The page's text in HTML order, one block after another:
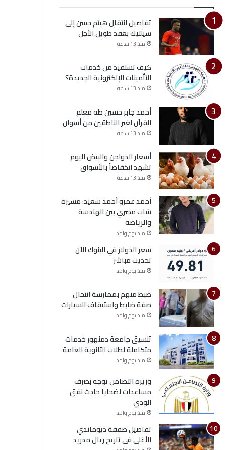
تفاصيل انتقال هيثم حسن إلى
سيلتيك بعقد طويل الأجل
منذ 13 ساعة
كيف تستفيد من خدمات
التأمينات الإلكترونية الجديدة؟
منذ 13 ساعة
أحمد جابر حسين طه معلم
القرآن لغير الناطقين من أسوان
منذ 13 ساعة
أسعار الدواجن والبيض اليوم
تشهد انخفاضاً بالأسواق
منذ 13 ساعة
أحمد عمرو أحمد سعيد: مسيرة
شاب مصري بين الهندسة
والرياضة
منذ يوم واحد
سعر الدولار في البنوك الآن
تحديث مباشر
منذ يوم واحد
ضبط متهم بممارسة انتحال
صفة ضابط واستيقاف السيارات
منذ يوم واحد
تنسيق جامعة دمنهور خدمات
متكاملة لطلاب الثانوية العامة
منذ يوم واحد
وزيرة التضامن توجه بصرف
مساعدات لضحايا حادث نفق
الودي
منذ يوم واحد
تفاصيل صفقة ديوماندي
الأغلى في تاريخ ريال مدريد